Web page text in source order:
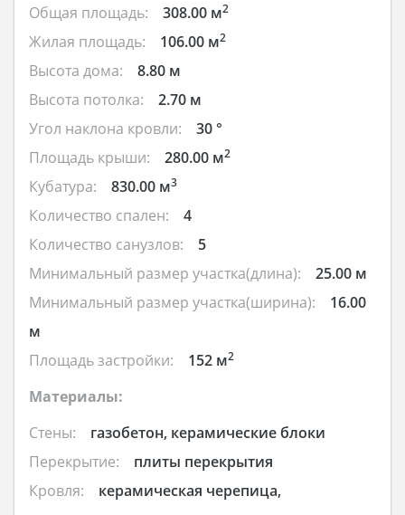
Общая площадь:
308.00 м2
Жилая площадь: 106.00 м2
Высота дома:
8.80 м
Высота потолка:
2.70 м
Угол наклона кровли:
30 °
Площадь крыши:
280.00 м2
Кубатура: 830.00 м3
Количество спален:
4
Количество санузлов:
5
Минимальный размер участка(длина):
25.00 м
Минимальный размер участка(ширина):
16.00
м
Площадь застройки:
152 м2
Материалы:
Стены:
газобетон, керамические блоки
Перекрытие:
плиты перекрытия
Кровля:
керамическая черепица,